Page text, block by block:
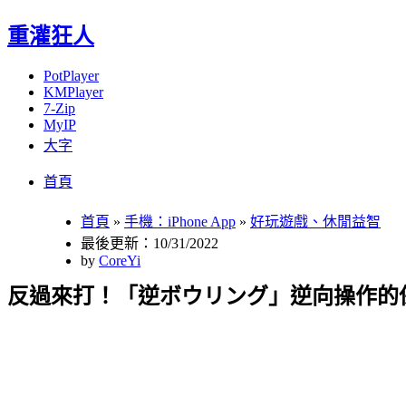
重灌狂人
PotPlayer
KMPlayer
7-Zip
MyIP
大字
首頁
首頁 » 手機：iPhone App » 好玩遊戲、休閒益智
最後更新：10/31/2022
by CoreYi
反過來打！「逆ボウリング」逆向操作的